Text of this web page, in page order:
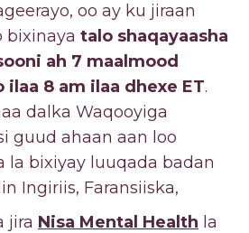
oo ay ku jiraan
bixinaya talo shaqayaasha
ah 7 maalmood
8 am ilaa dhexe ET.
dalka Waqooyiga
guud ahaan aan loo
la bixiyay luuqada badan
Ingiriis, Faransiiska,
jira Nisa Mental Health la